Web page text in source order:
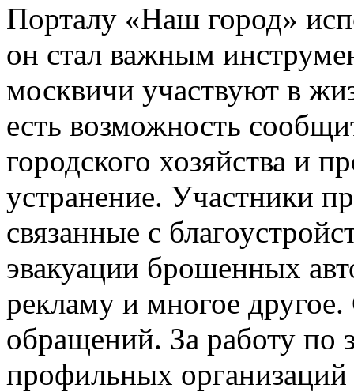
Порталу «Наш город»
он стал важным
москвичи участвуют в
есть возможность
городского хозяйства и
устранение. Участники
связанные с
эвакуации брошенных
рекламу и многое
обращений. За работу по
профильных организаций